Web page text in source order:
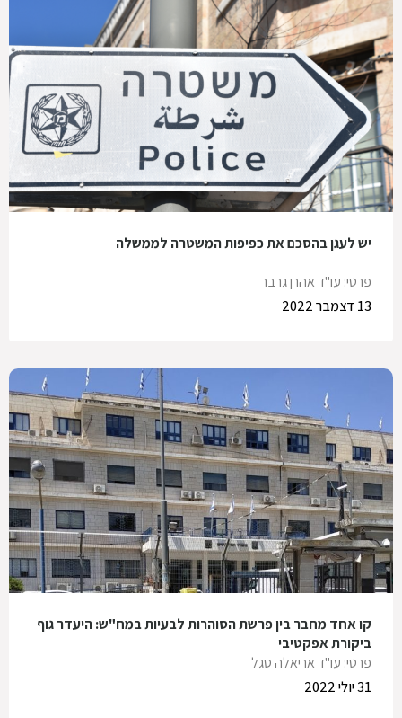
יש לעגן בהסכם את כפיפות המשטרה לממשלה
פרטי: עו"ד אהרן גרבר
13 דצמבר 2022
קו אחד מחבר בין פרשת הסוהרות לבעיות במח"ש: היעדר גוף
ביקורת אפקטיבי
פרטי: עו"ד אריאלה סגל
31 יולי 2022